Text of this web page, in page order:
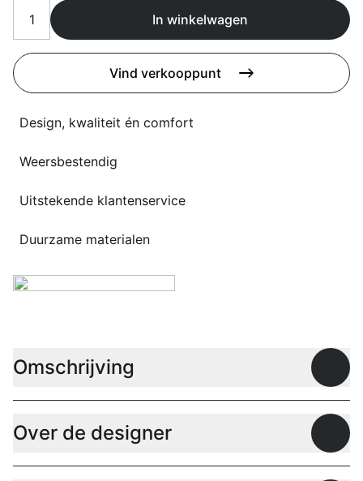
Deals
Flagship stores
Contact
3D modellen
Support
Nieuws
Events
Werken bij
In winkelwagen
Vind verkooppunt
Design, kwaliteit én comfort
Weersbestendig
Uitstekende klantenservice
Duurzame materialen
Omschrijving
Over de designer